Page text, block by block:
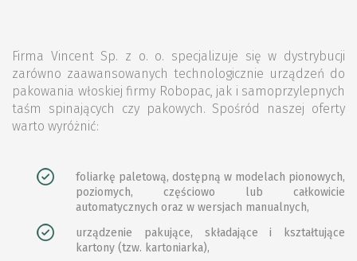
Firma Vincent Sp. z o. o. specjalizuje się w dystrybucji
zarówno zaawansowanych technologicznie urządzeń do
pakowania włoskiej firmy Robopac, jak i samoprzylepnych
taśm spinających czy pakowych. Spośród naszej oferty
warto wyróżnić:
foliarkę paletową, dostępną w modelach pionowych,
poziomych, częściowo lub całkowicie
automatycznych oraz w wersjach manualnych,
urządzenie pakujące, składające i kształtujące
kartony (tzw. kartoniarka),